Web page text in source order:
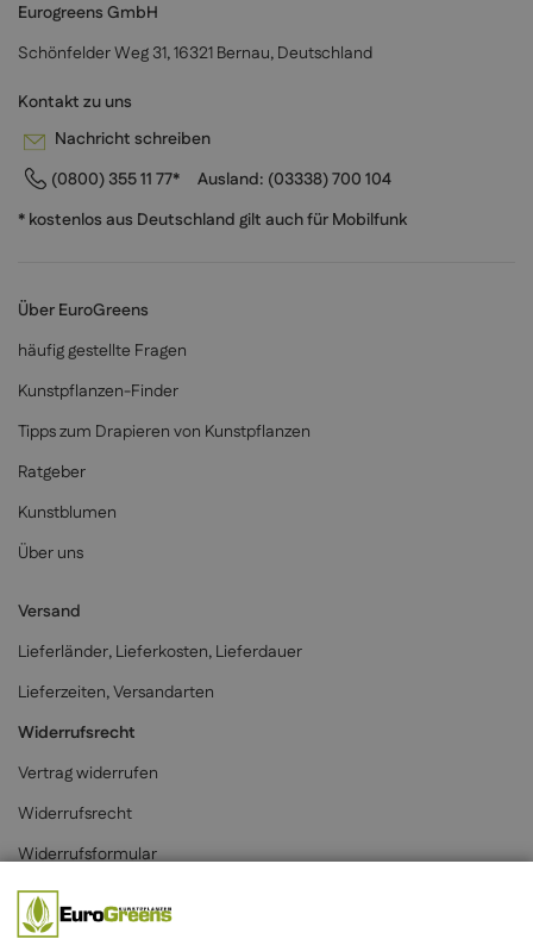
Eurogreens GmbH
Schönfelder Weg 31, 16321 Bernau, Deutschland
Kontakt zu uns
Nachricht schreiben
(0800) 355 11 77*
Ausland: (03338) 700 104
* kostenlos aus Deutschland gilt auch für Mobilfunk
Über EuroGreens
häufig gestellte Fragen
Kunstpflanzen-Finder
Tipps zum Drapieren von Kunstpflanzen
Ratgeber
Kunstblumen
Über uns
Versand
Lieferländer, Lieferkosten, Lieferdauer
Lieferzeiten, Versandarten
Widerrufsrecht
Vertrag widerrufen
Widerrufsrecht
Widerrufsformular
Zahlungsarten